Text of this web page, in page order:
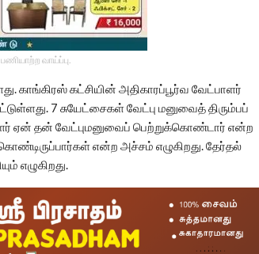
வாய்ப்பு.
காங்கிரஸ் கட்சியின் அதிகாரப்பூர்வ வேட்பாளர்
7 சுயேட்சைகள் வேட்பு மனுவைத் திரும்பப்
ஏன் தன் வேட்புமனுவைப் பெற்றுக்கொண்டார் என்ற
என்ற அச்சம் எழுகிறது. தேர்தல்
எழுகிறது.